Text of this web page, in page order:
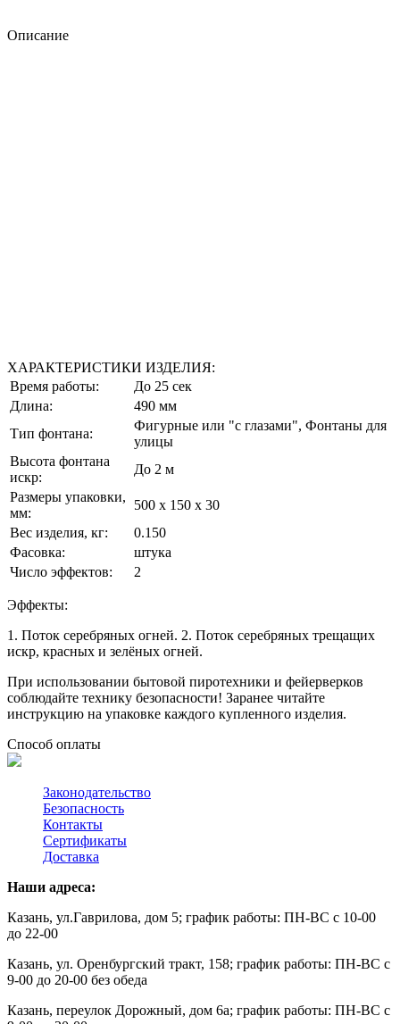
Описание
ХАРАКТЕРИСТИКИ ИЗДЕЛИЯ:
Время работы:
До 25 сек
Длина:
490 мм
Тип фонтана:
Фигурные или "с глазами", Фонтаны для
улицы
Высота фонтана
искр:
До 2 м
Размеры упаковки,
мм:
500 х 150 х 30
Вес изделия, кг:
0.150
Фасовка:
штука
Число эффектов:
2
Эффекты:
1. Поток серебряных огней. 2. Поток серебряных трещащих
искр, красных и зелёных огней.
При использовании бытовой пиротехники и фейерверков
соблюдайте технику безопасности! Заранее читайте
инструкцию на упаковке каждого купленного изделия.
Способ оплаты
Законодательство
Безопасность
Контакты
Сертификаты
Доставка
Наши адреса:
Казань, ул.Гаврилова, дом 5; график работы: ПН-ВС с 10-00
до 22-00
Казань, ул. Оренбургский тракт, 158; график работы: ПН-ВС с
9-00 до 20-00 без обеда
Казань, переулок Дорожный, дом 6а; график работы: ПН-ВС с